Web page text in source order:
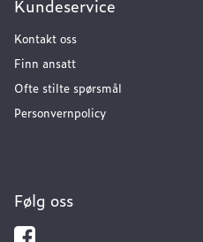
Kundeservice
Kontakt oss
Finn ansatt
Ofte stilte spørsmål
Personvernpolicy
Følg oss